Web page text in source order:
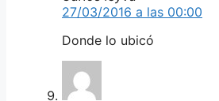
27/03/2016 a las 00:00
Donde lo ubicó